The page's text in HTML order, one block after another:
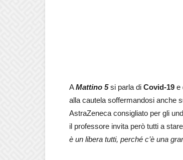
AMattino 5si parla di Covid-19 e
alla cautela soffermandosi anche
AstraZeneca consigliato per gli
il professore invita però tutti a
è un libera tutti, perché c’è una